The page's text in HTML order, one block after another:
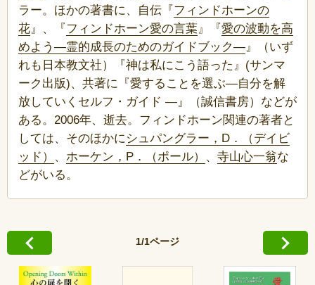
ラー。ほかの著書に、自伝『フィンドホーンの
花』、『フィンドホーン愛の言葉』『愛の波動を高
めよう―霊的成長のためのガイドブック―』（いず
れも日本教文社）『神は私にこう語った』(サンマ
ーク出版)、共著に『愛することを選ぶ―自分を解
放していくセルフ・ガイド ―』（誠信書房）などが
ある。2006年、逝去。フィンドホーン関連の著者と
しては、そのほかにシュパングラー，D．（デイビ
ッド）
、 ホーケン，P．（ポール） 、 寺山心一翁な
どがいる。
1/1ページ